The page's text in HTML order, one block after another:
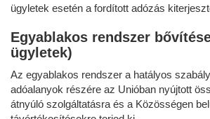
ügyletek esetén a fordított adózás
Egyablakos rendszer
ügyletek)
Az egyablakos rendszer a hatályos
adóalanyok részére az Unióban nyújtott
átnyúló szolgáltatásra és a Közösségen